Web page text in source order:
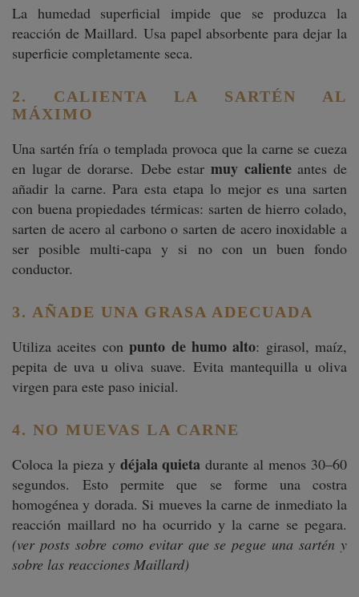
La humedad superficial impide que se produzca la
reacción de Maillard. Usa papel absorbente para dejar la
superficie completamente seca.
2. CALIENTA LA SARTÉN AL
MÁXIMO
Una sartén fría o templada provoca que la carne se cueza
en lugar de dorarse. Debe estar muy calienteantes de
añadir la carne. Para esta etapa lo mejor es una sarten
con buena propiedades térmicas: sarten de hierro colado,
sarten de acero al carbono o sarten de acero inoxidable a
ser posible multi-capa y si no con un buen fondo
conductor.
3. AÑADE UNA GRASA ADECUADA
Utiliza aceites conpunto de humo alto: girasol, maíz,
pepita de uva u oliva suave. Evita mantequilla u oliva
virgen para este paso inicial.
4. NO MUEVAS LA CARNE
Coloca la pieza y déjala quieta durante al menos 30–60
segundos. Esto permite que se forme una costra
homogénea y dorada. Si mueves la carne de inmediato la
reacción maillard no ha ocurrido y la carne se pegara.
(ver posts sobre como evitar que se pegue una sartén y
sobre las reacciones Maillard)